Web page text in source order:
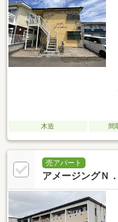
木造 間
売アパート
アメージングＮ